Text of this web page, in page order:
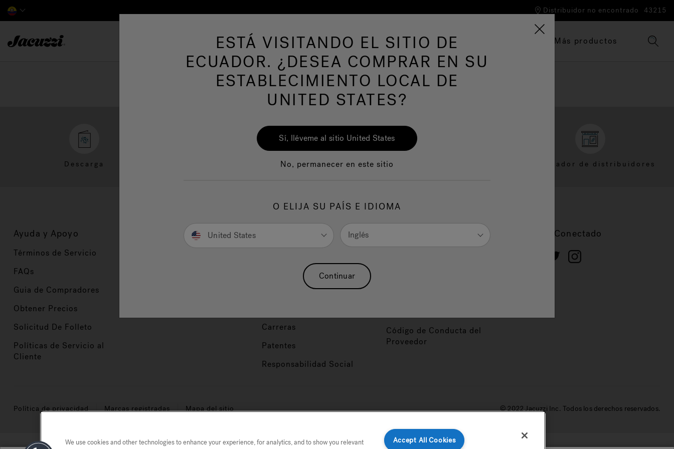
Distribuidor no encontrado 43215
Tinas de hidromasaje Más productos
Descarga Servicio al cliente Localizador de distribuidores
Ayuda y Apoyo
Términos de Servicio
FAQs
Guia de Compradores
Obtener Precios
Solicitud De Folleto
Políticas de Servicio al
Cliente
Propietarios Nuestra Marca
Hidroterapia
Asociaciones
Carreras
Patentes
Responsabilidad Social
Código de Conducta del
Proveedor
Mantente Conectado
Política de privacidad Marcas registradas Mapa del sitio © 2022 Jacuzzi Inc. Todos los derechos reservados.
ESTÁ VISITANDO EL SITIO DE
ECUADOR. ¿DESEA COMPRAR EN SU
ESTABLECIMIENTO LOCAL DE
UNITED STATES?
Sí, lléveme al sitio United States
No, permanecer en este sitio
O ELIJA SU PAÍS E IDIOMA
United States Inglés
Continuar
We use cookies and other technologies to enhance your experience, for analytics, and to show you relevant
Accept All Cookies